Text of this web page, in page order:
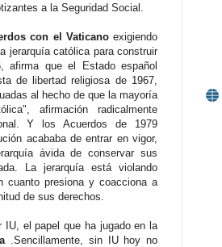
a la Seguridad Social.
con el Vaticanoexigiendo
jerarquía católica para construir
afirma que el Estado español
de libertad religiosa de 1967,
al hecho de que la mayoría
afirmación radicalmente
Y los Acuerdos de 1979
acababa de entrar en vigor,
ávida de conservar sus
La jerarquía está violando
cuanto presiona y coacciona a
de sus derechos.
IU, el papel que ha jugado en la
.Sencillamente, sin IU hoy no